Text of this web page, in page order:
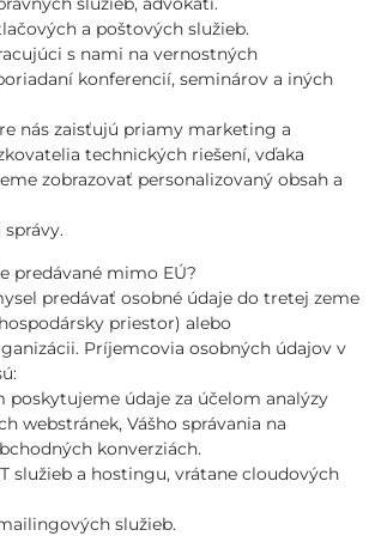
a poštových služieb.
s nami na vernostných
konferencií, seminárov a iných
nás zaisťujú priamy marketing a
technických riešení, vďaka
zobrazovať personalizovaný obsah a
predávané mimo EÚ?
predávať osobné údaje do tretej zeme
priestor) alebo
Príjemcovia osobných údajov v
poskytujeme údaje za účelom analýzy
webstránek, Vášho správania na
konverziách.
služieb a hostingu, vrátane cloudových
služieb.